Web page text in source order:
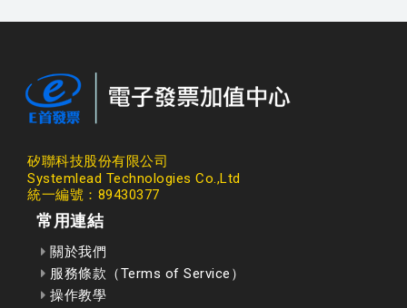
矽聯科技股份有限公司
Systemlead Technologies Co.,Ltd
統一編號：89430377
常用連結
關於我們
服務條款（Terms of Service）
操作教學